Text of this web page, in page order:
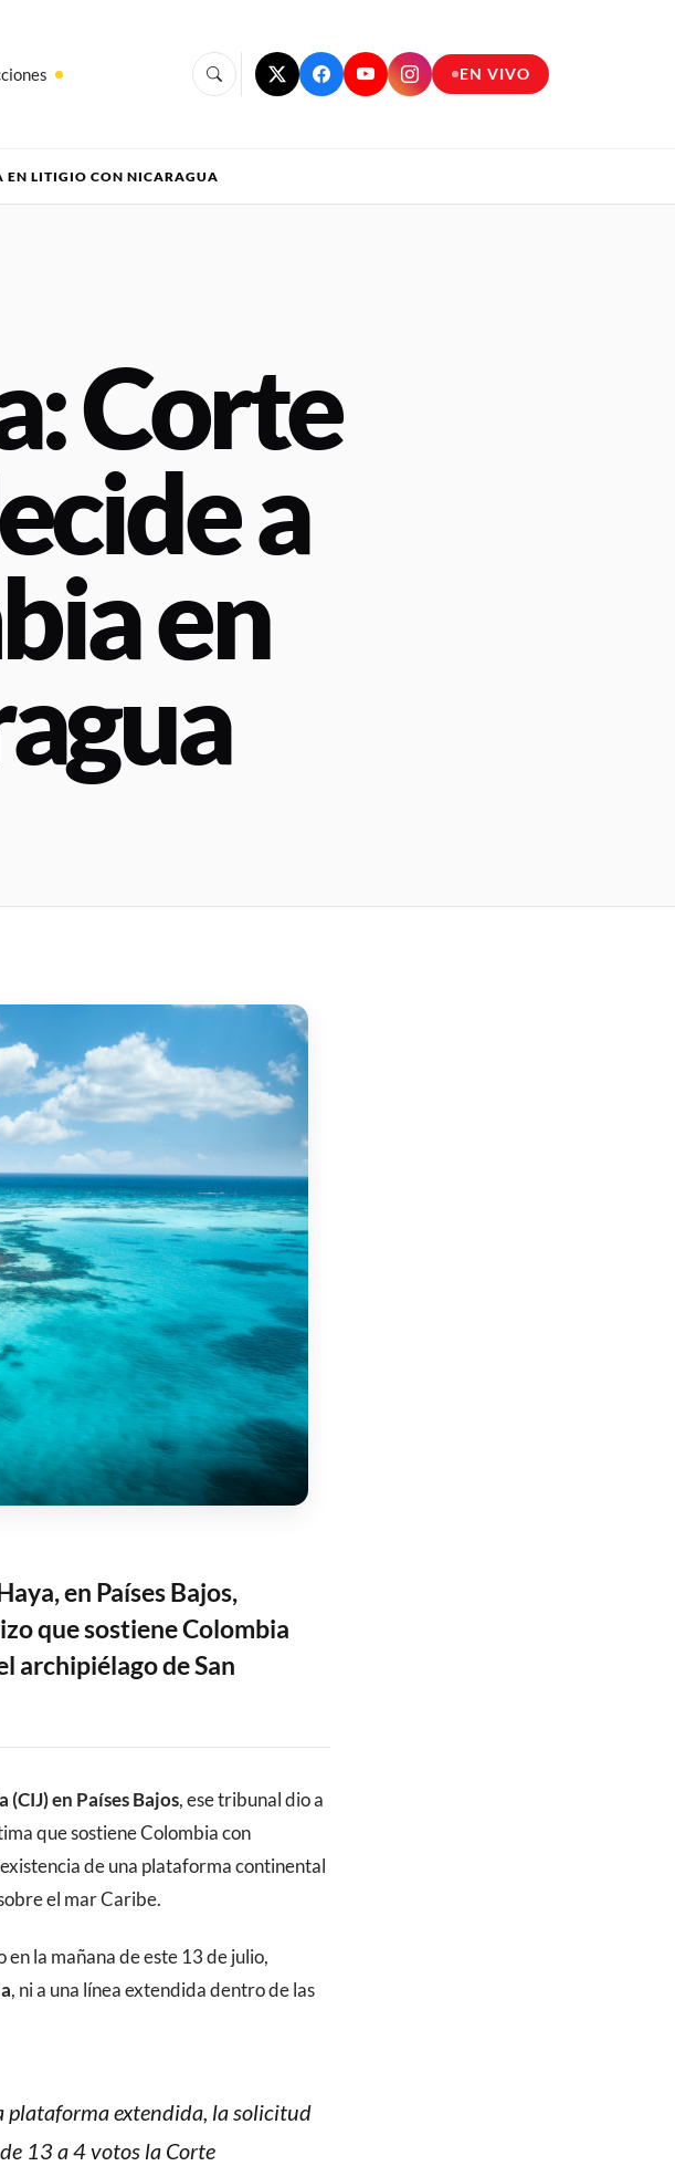
EN VIVO
EN LITIGIO CON NICARAGUA
Corte
a
en
en Países Bajos,
que sostiene Colombia
archipiélago de San
en Países Bajos, ese tribunal dio a
que sostiene Colombia con
de una plataforma continental
el mar Caribe.
la mañana de este 13 de julio,
, ni a una línea extendida dentro de las
plataforma extendida, la solicitud
13 a 4 votos la Corte